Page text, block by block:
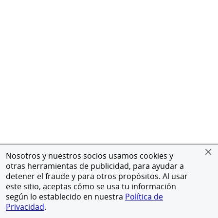
Nosotros y nuestros socios usamos cookies y
otras herramientas de publicidad, para ayudar a
detener el fraude y para otros propósitos. Al usar
este sitio, aceptas cómo se usa tu información
según lo establecido en nuestra Política de
Privacidad.